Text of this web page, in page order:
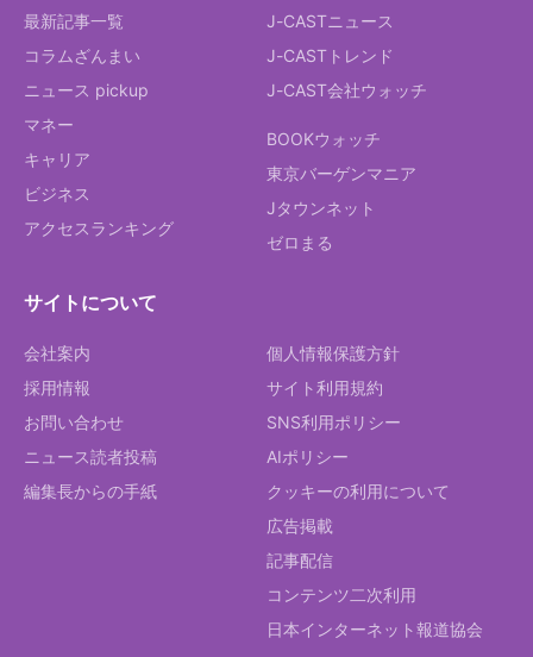
最新記事一覧
コラムざんまい
ニュース pickup
マネー
キャリア
ビジネス
アクセスランキング
J-CASTニュース
J-CASTトレンド
J-CAST会社ウォッチ
BOOKウォッチ
東京バーゲンマニア
Jタウンネット
ゼロまる
サイトについて
会社案内
採用情報
お問い合わせ
ニュース読者投稿
編集長からの手紙
個人情報保護方針
サイト利用規約
SNS利用ポリシー
AIポリシー
クッキーの利用について
広告掲載
記事配信
コンテンツ二次利用
日本インターネット報道協会